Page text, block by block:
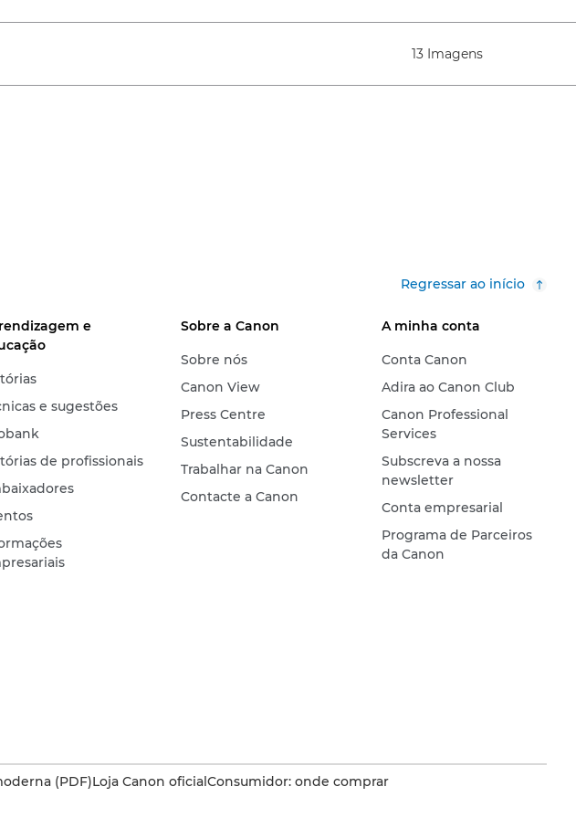
13 Imagens
Regressar ao início
e
e sugestões
de profissionais
Sobre a Canon
Sobre nós
Canon View
Press Centre
Sustentabilidade
Trabalhar na Canon
Contacte a Canon
A minha conta
Conta Canon
Adira ao Canon Club
Canon Professional
Services
Subscreva a nossa
newsletter
Conta empresarial
Programa de Parceiros
da Canon
(PDF)Loja Canon oficialConsumidor: onde comprar